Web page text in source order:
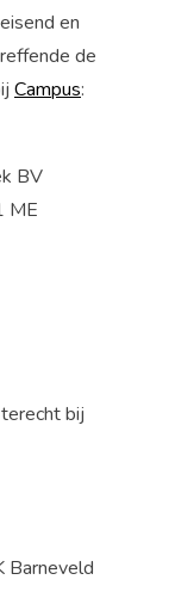
en
de
Campus:
BV
ME
bij
Barneveld